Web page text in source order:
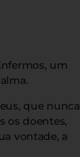
um
que nunca
os doentes,
vontade, a